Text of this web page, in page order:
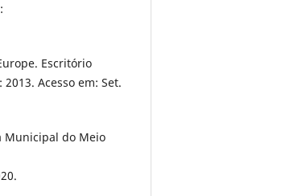
Escritório
Acesso em: Set.
Municipal do Meio